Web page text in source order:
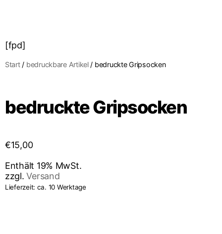
[fpd]
Start/ bedruckbare Artikel/ bedruckte Gripsocken
bedruckte Gripsocken
€15,00
Enthält 19% MwSt.
zzgl.Versand
Lieferzeit: ca. 10 Werktage